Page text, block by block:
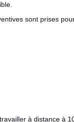
sont prises
à distance à